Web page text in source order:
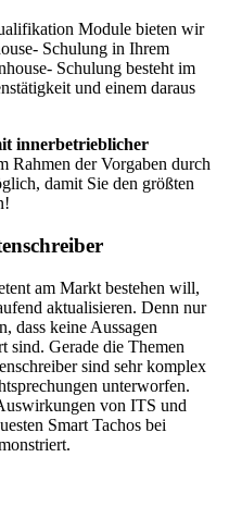
Module bieten wir
Schulung in Ihrem
Schulung besteht im
und einem daraus
innerbetrieblicher
Rahmen der Vorgaben durch
damit Sie den größten
am Markt bestehen will,
aktualisieren. Denn nur
dass keine Aussagen
sind. Gerade die Themen
sind sehr komplex
unterworfen.
von ITS und
Smart Tachos bei